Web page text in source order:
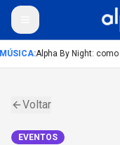
:Alpha By Night: como
Voltar
EVENTOS